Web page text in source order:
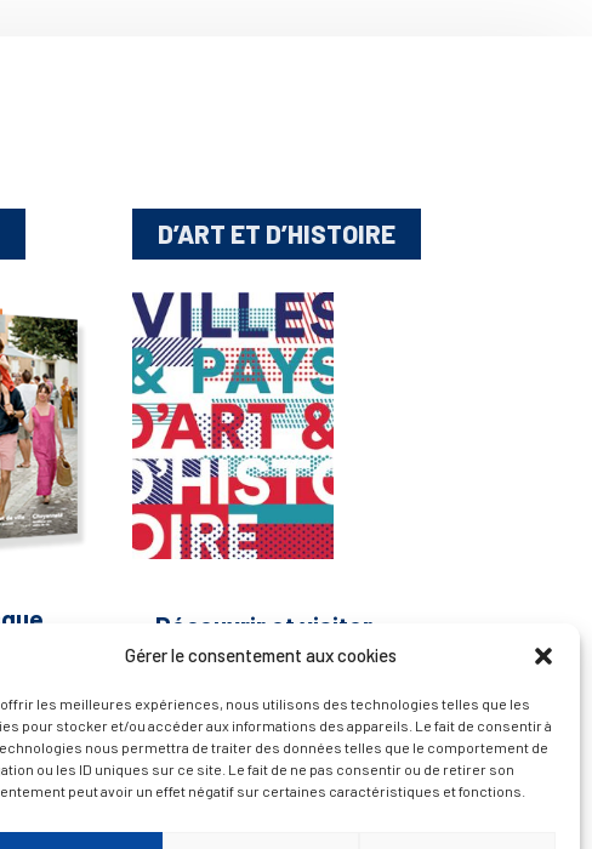
Gérer le consentement aux cookies
offrir les meilleures expériences, nous utilisons des technologies telles que les
pour stocker et/ou accéder aux informations des appareils. Le fait de consentir à
nous permettra de traiter des données telles que le comportement de
ou les ID uniques sur ce site. Le fait de ne pas consentir ou de retirer son
peut avoir un effet négatif sur certaines caractéristiques et fonctions.
D’ART ET D’HISTOIRE
— Découvrir et visiter